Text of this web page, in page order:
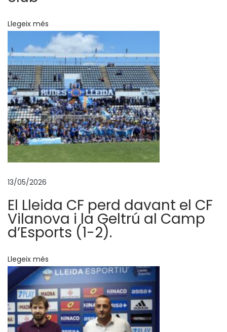
a
p
d
’
E
s
p
o
s
E
l
c
u
b
r
e
a
Llegeix més
13/05/2026
El Lleida CF perd davant el CF
Vilanova i la Geltrú al Camp
d’Esports (1-2).
Llegeix més